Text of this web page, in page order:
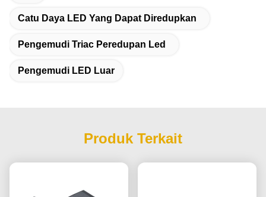
Catu Daya LED Yang Dapat Diredupkan
Pengemudi Triac Peredupan Led
Pengemudi LED Luar
Produk Terkait